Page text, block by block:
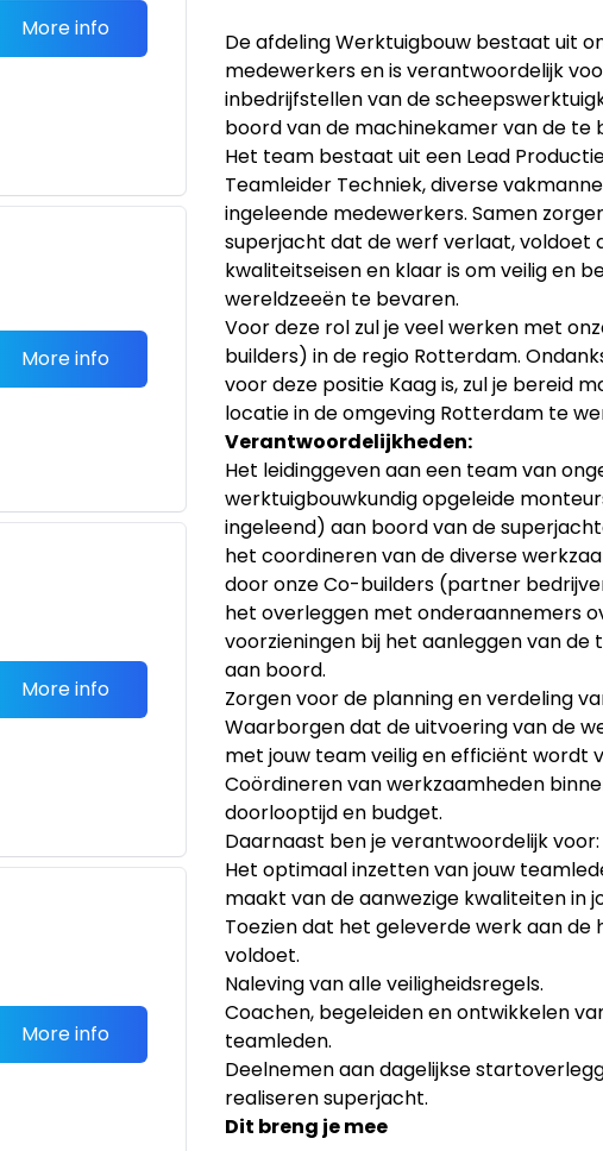
More info
More info
More info
More info
De afdeling Werktuigbouw bestaat uit
medewerkers en is verantwoordelijk
inbedrijfstellen van de
boord van de machinekamer van de te
Het team bestaat uit een Lead
Teamleider Techniek, diverse
ingeleende medewerkers. Samen
superjacht dat de werf verlaat, voldoet
kwaliteitseisen en klaar is om veilig en
wereldzeeën te bevaren.
Voor deze rol zul je veel werken met
builders) in de regio Rotterdam.
voor deze positie Kaag is, zul je bereid
locatie in de omgeving Rotterdam te
Verantwoordelijkheden:
Het leidinggeven aan een team van
werktuigbouwkundig opgeleide
ingeleend) aan boord van de
het coordineren van de diverse
door onze Co-builders (partner
het overleggen met onderaannemers
voorzieningen bij het aanleggen van de
aan boord.
Zorgen voor de planning en verdeling
Waarborgen dat de uitvoering van de
met jouw team veilig en efficiënt wordt
Coördineren van werkzaamheden
doorlooptijd en budget.
Daarnaast ben je verantwoordelijk voor:
Het optimaal inzetten van jouw
maakt van de aanwezige kwaliteiten in
Toezien dat het geleverde werk aan de
voldoet.
Naleving van alle veiligheidsregels.
Coachen, begeleiden en ontwikkelen
teamleden.
Deelnemen aan dagelijkse
realiseren superjacht.
Dit breng je mee